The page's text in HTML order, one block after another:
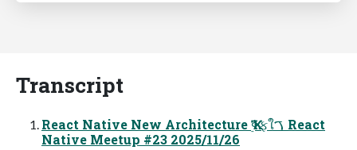
Transcript
React Native New Architecture Ҡߦ࣮ફใࠂ React
Native Meetup #23 2025/11/26